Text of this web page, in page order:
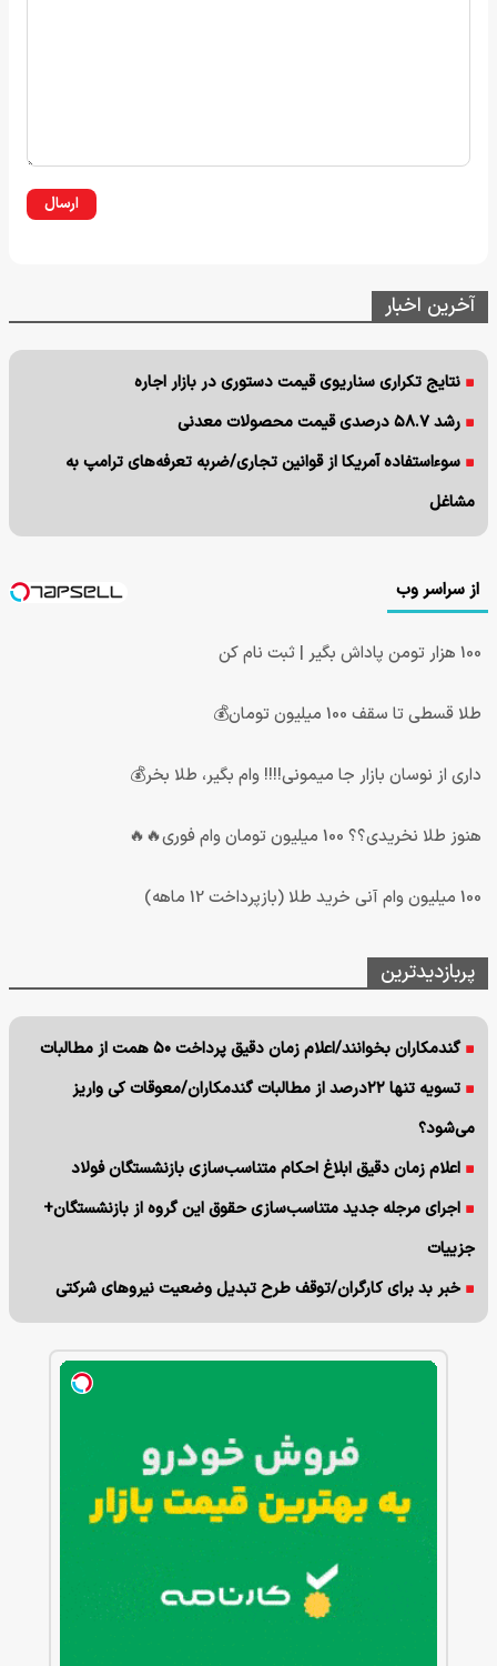
ارسال
آخرین اخبار
نتایج تکراری سناریوی قیمت دستوری در بازار اجاره
رشد ۵۸.۷ درصدی قیمت محصولات معدنی
سوءاستفاده آمریکا از قوانین تجاری/ضربه تعرفه‌های ترامپ به
مشاغل
از سراسر وب
100 هزار تومن پاداش بگیر | ثبت نام کن
طلا قسطی تا سقف 100 میلیون تومان💰
داری از نوسان بازار جا میمونی!!!! وام بگیر، طلا بخر💰
هنوز طلا نخریدی؟؟ 100 میلیون تومان وام فوری🔥🔥
100 میلیون وام آنی خرید طلا (بازپرداخت 12 ماهه)
پربازدیدترین
گندمکاران بخوانند/اعلام زمان دقیق پرداخت ۵۰ همت از مطالبات
تسویه تنها ۲۲درصد از مطالبات گندمکاران/معوقات کی واریز
می‌شود؟
اعلام زمان دقیق ابلاغ احکام متناسب‌سازی بازنشستگان فولاد
اجرای مرجله جدید متناسب‌سازی حقوق این گروه از بازنشستگان+
جزییات
خبر بد برای کارگران/توقف طرح تبدیل وضعیت نیروهای شرکتی